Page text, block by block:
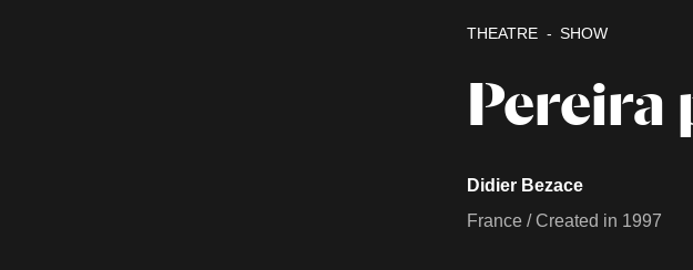
Pereira
THEATRE SHOW
Didier Bezace
France / Created in 1997